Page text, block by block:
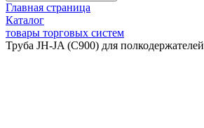
Главная страница
Каталог
товары торговых систем
Труба JH-JA (C900) для полкодержателей